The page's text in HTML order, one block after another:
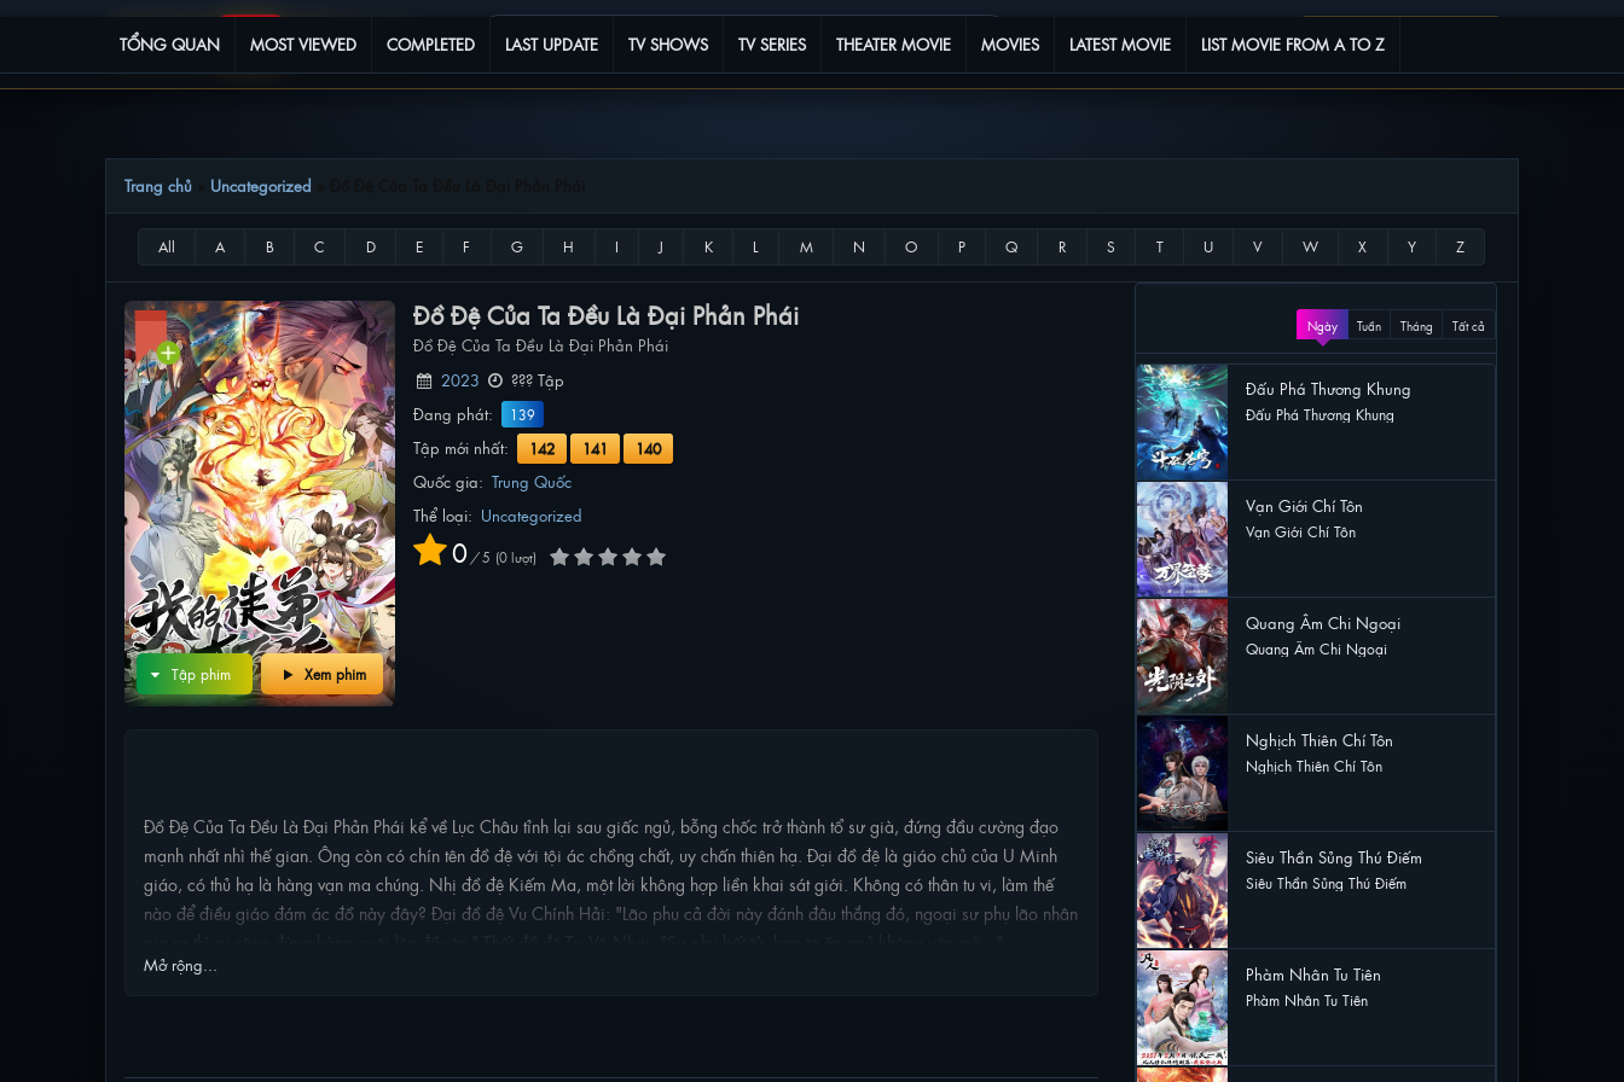
Phim yêu thích
TỔNG QUAN MOST VIEWED COMPLETED LAST UPDATE TV SHOWS TV SERIES THEATER MOVIE MOVIES LATEST MOVIE LIST MOVIE FROM A TO Z
Trang chủ Uncategorized
Xem phim
Tập phim
Đồ Đệ Của Ta Đều Là Đại Phản Phái
Đồ Đệ Của Ta Đều Là Đại Phản Phái
2023
??? Tập
Đang phát:
139
Tập mới nhất: 142 141 140
Quốc gia: Trung Quốc
Thể loại: Uncategorized
0 / 5 0lượt
Đồ Đệ Của Ta Đều Là Đại Phản Phái kể về Lục Châu tỉnh lại sau giấc ngủ, bỗng chốc trở thành tổ sư già, đứng đầu cường đạo
mạnh nhất nhì thế gian. Ông còn có chín tên đồ đệ với tội ác chồng chất, uy chấn thiên hạ. Đại đồ đệ là giáo chủ của U Minh
giáo, có thủ hạ là hàng vạn ma chúng. Nhị đồ đệ Kiếm Ma, một lời không hợp liền khai sát giới. Không có thân tu vi, làm thế
nào để điều giáo đám ác đồ này đây? Đại đồ đệ Vu Chính Hải: "Lão phu cả đời này đánh đâu thắng đó, ngoại sư phụ lão nhân
Mở rộng...
Ngày Tuần Tháng Tất cả
Đấu Phá Thương Khung
Đấu Phá Thương Khung
Vạn Giới Chí Tôn
Vạn Giới Chí Tôn
Quang Âm Chi Ngoại
Quang Âm Chi Ngoại
Nghịch Thiên Chí Tôn
Nghịch Thiên Chí Tôn
Siêu Thần Sủng Thú Điếm
Siêu Thần Sủng Thú Điếm
Phàm Nhân Tu Tiên
Phàm Nhân Tu Tiên